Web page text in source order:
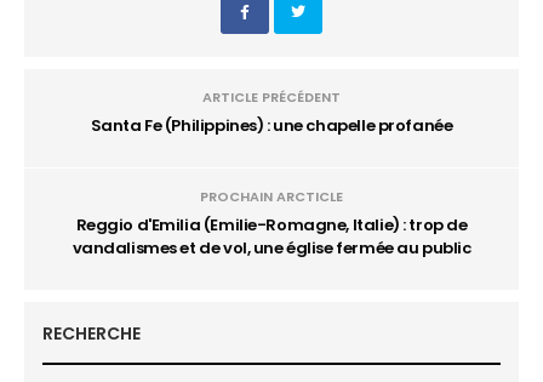
ARTICLE PRÉCÉDENT
Santa Fe (Philippines) : une chapelle profanée
PROCHAIN ARCTICLE
Reggio d'Emilia (Emilie-Romagne, Italie) : trop de
vandalismes et de vol, une église fermée au public
RECHERCHE